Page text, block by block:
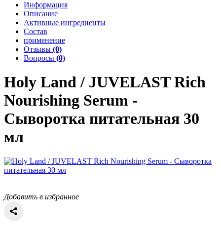
Информация
Описание
Активные ингредиенты
Состав
применение
Отзывы (0)
Вопросы (0)
Holy Land / JUVELASTRich
Nourishing Serum -
Сыворотка питательная 30
мл
Добавить в избранное